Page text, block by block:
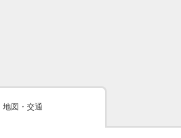
地図・交通